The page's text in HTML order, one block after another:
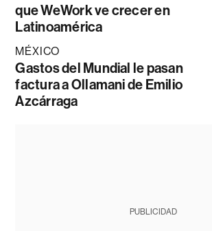
que WeWork ve crecer en
Latinoamérica
MÉXICO
Gastos del Mundial le pasan
factura a Ollamani de Emilio
Azcárraga
PUBLICIDAD